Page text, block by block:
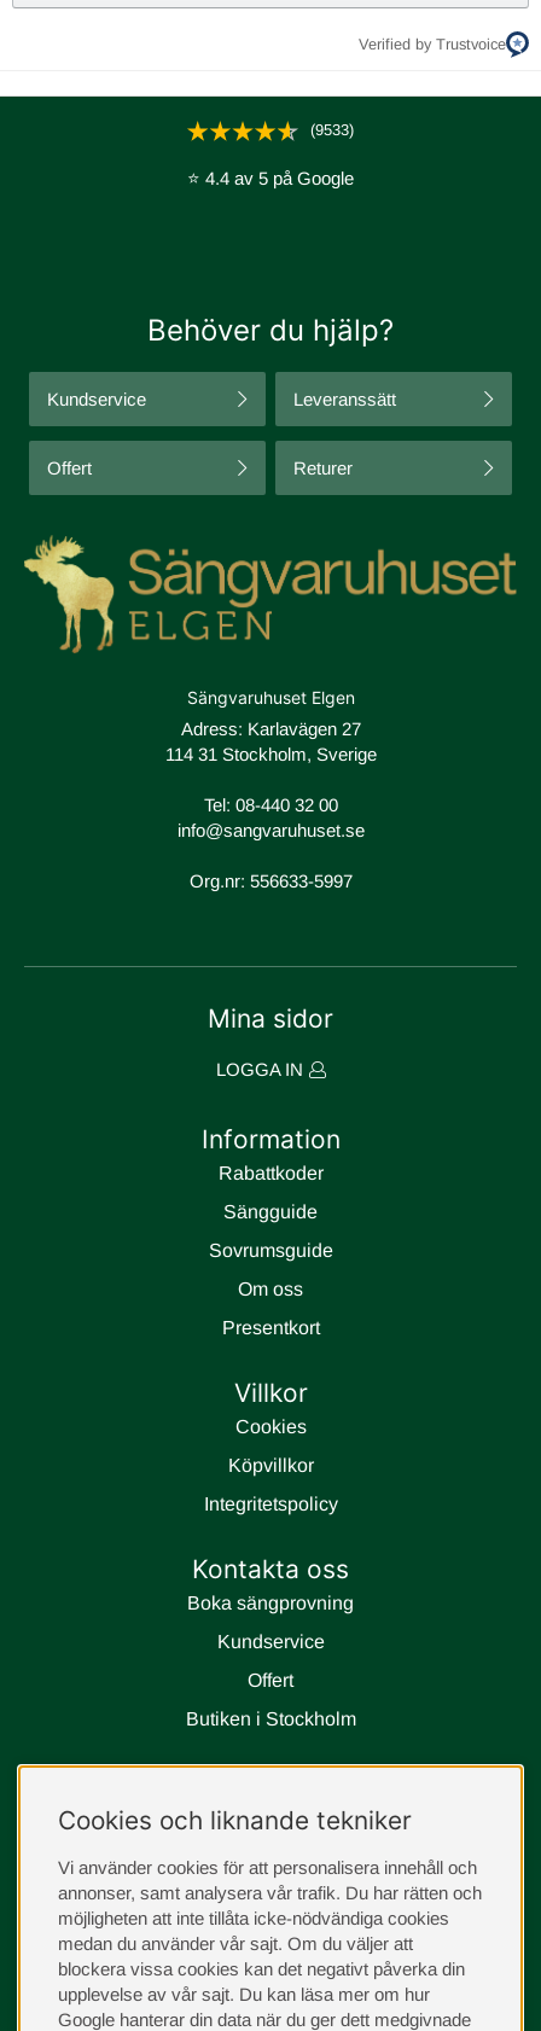
Verified by Trustvoice
(9533)
⭐ 4.4 av 5 på Google
Behöver du hjälp?
Kundservice Leveranssätt
Offert Returer
Sängvaruhuset Elgen
Adress: Karlavägen 27
114 31 Stockholm, Sverige
Tel: 08-440 32 00
info@sangvaruhuset.se
Org.nr: 556633-5997
Mina sidor
LOGGA IN
Information
Rabattkoder
Sängguide
Sovrumsguide
Om oss
Presentkort
Villkor
Cookies
Köpvillkor
Integritetspolicy
Kontakta oss
Boka sängprovning
Kundservice
Offert
Butiken i Stockholm
instagram
Cookies och liknande tekniker
Vi använder cookies för att personalisera innehåll och
annonser, samt analysera vår trafik. Du har rätten och
möjligheten att inte tillåta icke-nödvändiga cookies
medan du använder vår sajt. Om du väljer att
blockera vissa cookies kan det negativt påverka din
upplevelse av vår sajt. Du kan läsa mer om hur
Google hanterar din data när du ger dett medgivnade